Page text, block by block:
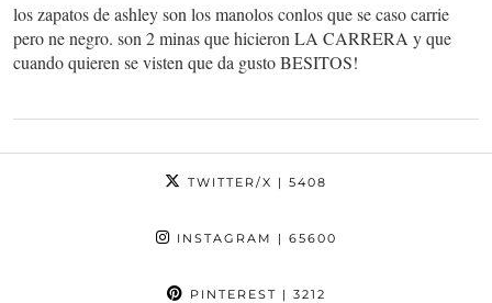
los zapatos de ashley son los manolos conlos que se caso carrie
pero ne negro. son 2 minas que hicieron LA CARRERA y que
cuando quieren se visten que da gusto BESITOS!
TWITTER/X | 5408
INSTAGRAM | 65600
PINTEREST | 3212